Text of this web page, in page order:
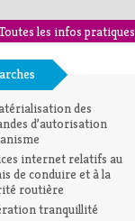
les infos pratiques
des
d’autorisation
internet relatifs au
de conduire et à la
routière
tranquillité